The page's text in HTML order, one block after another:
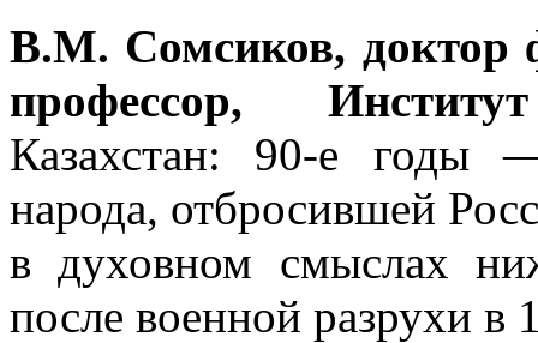
В.М. Сомсиков, доктор
профессор,
Казахстан: 90-е годы
народа, отбросившей
в духовном смыслах
после военной разрухи в